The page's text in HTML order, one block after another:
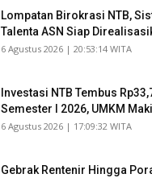
Lompatan Birokrasi NTB,
Talenta ASN Siap
​6 Agustus 2026 | 20:53:14 WITA
Investasi NTB Tembus
Semester I 2026, UMKM
​6 Agustus 2026 | 17:09:32 WITA
Gebrak Rentenir Hingga